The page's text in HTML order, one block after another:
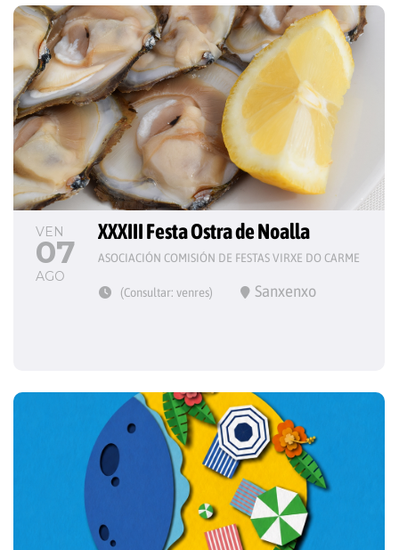
VEN
07
AGO
XXXIII Festa Ostra de Noalla
ASOCIACIÓN COMISIÓN DE FESTAS VIRXE DO CARME
(Consultar: venres) Sanxenxo